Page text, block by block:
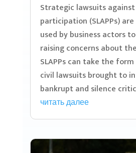
Strategic lawsuits
participation (SLAPPs)
used by business actors
raising concerns about
SLAPPs can take the
civil lawsuits brought to
bankrupt and silence
читать далее